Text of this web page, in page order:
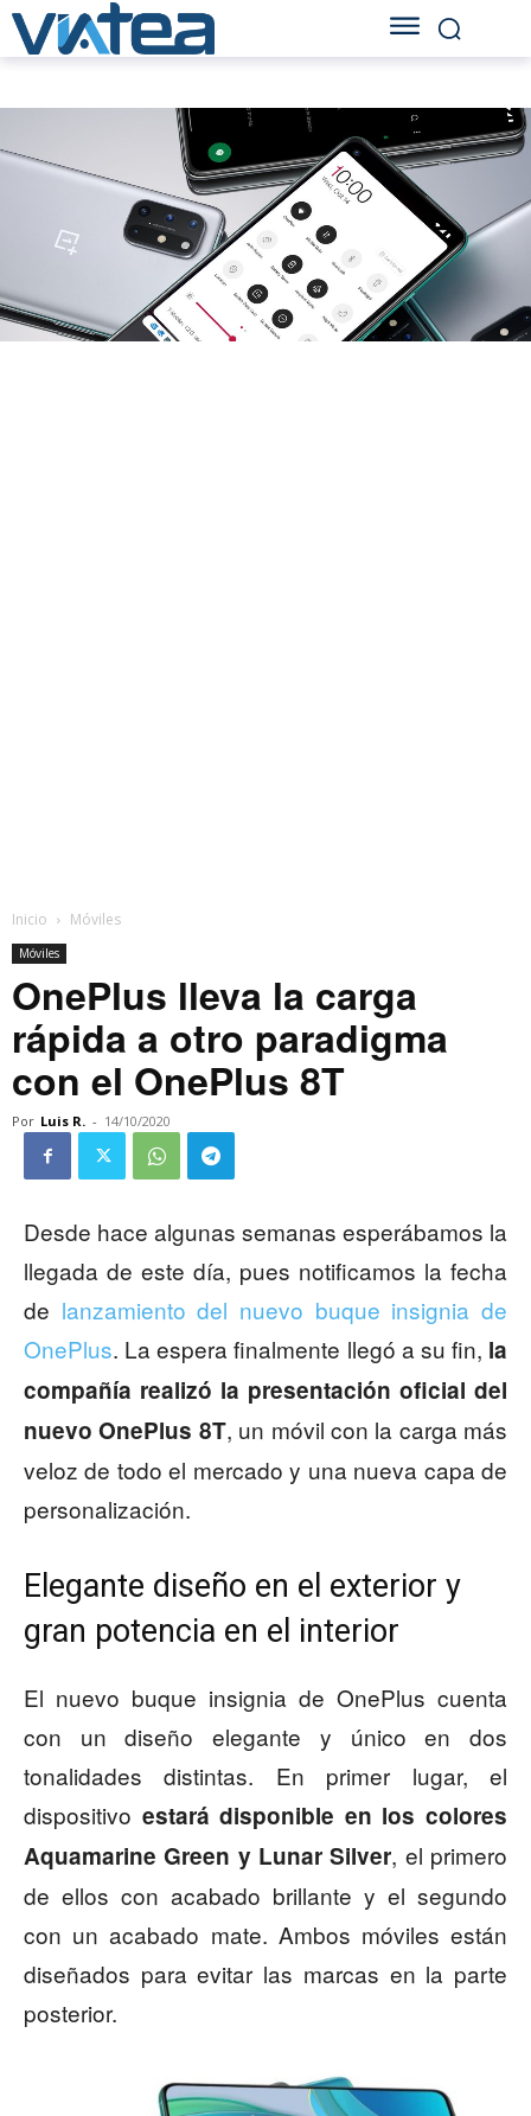
Inicio Móviles
Móviles
OnePlus lleva la carga
rápida a otro paradigma
con el OnePlus 8T
Por Luis R. - 14/10/2020
Desde hace algunas semanas esperábamos la
llegada de este día, pues notificamos la fecha
de lanzamiento del nuevo buque insignia de
OnePlus. La espera finalmente llegó a su fin, la
compañía realizó la presentación oficial del
nuevo OnePlus 8T, un móvil con la carga más
veloz de todo el mercado y una nueva capa de
personalización.
Elegante diseño en el exterior y
gran potencia en el interior
El nuevo buque insignia de OnePlus cuenta
con un diseño elegante y único en dos
tonalidades distintas. En primer lugar, el
dispositivo estará disponible en los colores
Aquamarine Green y Lunar Silver, el primero
de ellos con acabado brillante y el segundo
con un acabado mate. Ambos móviles están
diseñados para evitar las marcas en la parte
posterior.